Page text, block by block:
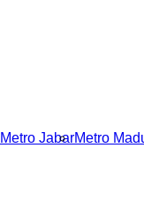
Metro JabarMetro